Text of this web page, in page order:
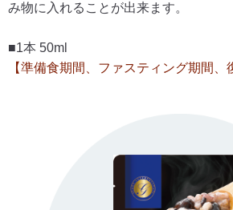
み物に入れることが出来ます。
■1本 50ml
【準備食期間、ファスティング期間、